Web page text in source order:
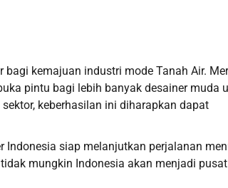
kemajuan industri mode Tanah Air.
pintu bagi lebih banyak desainer muda
keberhasilan ini diharapkan dapat
Indonesia siap melanjutkan perjalanan
mungkin Indonesia akan menjadi pusat